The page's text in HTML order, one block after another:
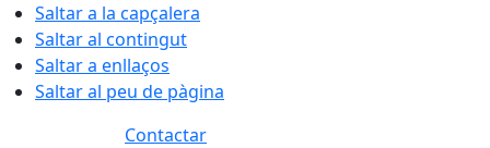
Saltar a la capçalera
Saltar al contingut
Saltar a enllaços
Saltar al peu de pàgina
Contactar